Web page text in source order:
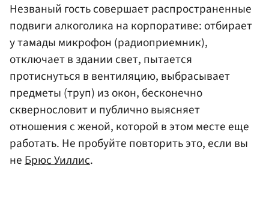
Незваный гость совершает распространенные
подвиги алкоголика на корпоративе: отбирает
у тамады микрофон (радиоприемник),
отключает в здании свет, пытается
протиснуться в вентиляцию, выбрасывает
предметы (труп) из окон, бесконечно
сквернословит и публично выясняет
отношения с женой, которой в этом месте еще
работать. Не пробуйте повторить это, если вы
неБрюс Уиллис.